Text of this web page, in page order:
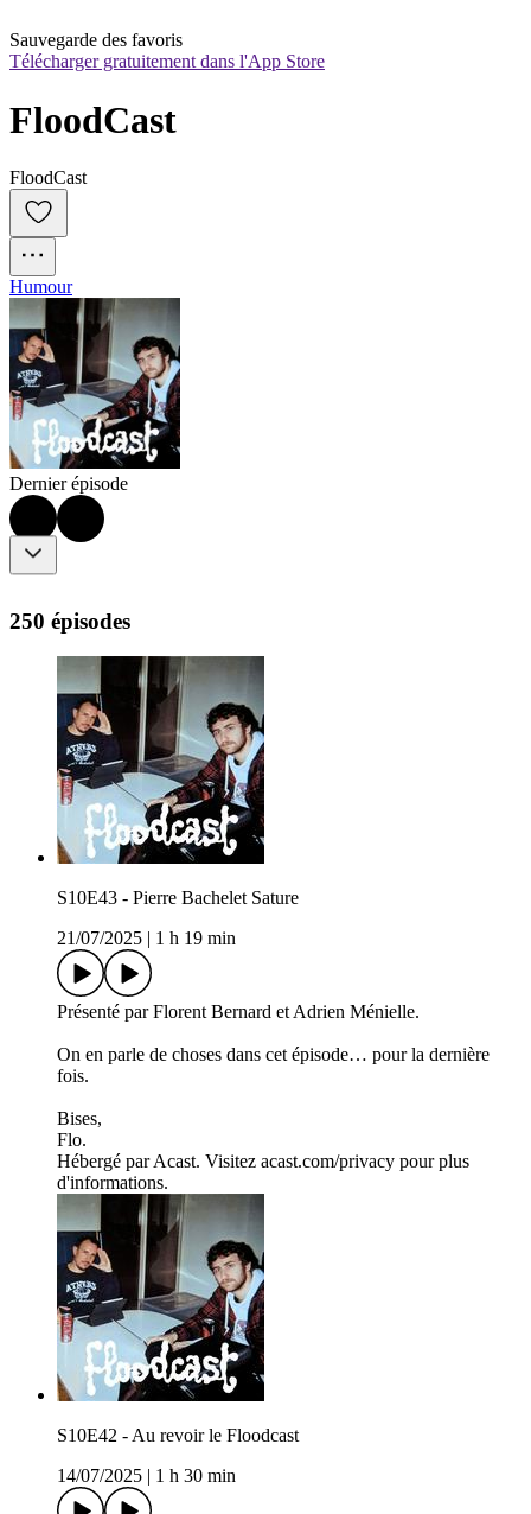
Sauvegarde des favoris
Télécharger gratuitement dans l'App Store
FloodCast
FloodCast
Humour
Dernier épisode
250 épisodes
S10E43 - Pierre Bachelet Sature
21/07/2025
1 h 19 min
Présenté par Florent Bernard et Adrien Ménielle.
On en parle de choses dans cet épisode… pour la dernière
fois.
Bises,
Flo.
Hébergé par Acast. Visitez acast.com/privacy pour plus
d'informations.
S10E42 - Au revoir le Floodcast
14/07/2025
1 h 30 min